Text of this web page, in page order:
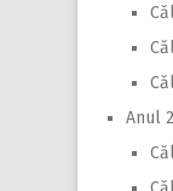
Anul